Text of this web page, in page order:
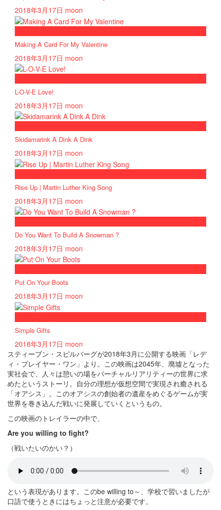
2018年3月17日 moon
Making A Card For My Valentine
2018年3月17日 moon
L-O-V-E Love!
2018年3月17日 moon
Skidamarink A Dink A Dink
2018年3月17日 moon
Rise Up | Martin Luther King Song
2018年3月17日 moon
Do You Want To Build A Snowman ?
2018年3月17日 moon
Put On Your Boots
2018年3月17日 moon
Simple Gifts
2018年3月17日 moon
スティーブン・スピルバーグが2018年3 月に公開する映画「レデ
ィ・プレイヤー・ワン」より。この映画は2045年、廃墟となった
実社会で、人々は憩いの場をバーチャルリアリティーの世界に求
めたというストーリ。自分の理想が仮想空間で実現され癒される
「オアシス」。このオアシスの創始者の遺産をめぐるゲームが実
世界を巻き込んだ戦いに発展していくというもの。
この映画のトレイラーの中で、
Are you willing to fight?
（戦いたいのかい？）
という表現があります。このbe willing to ～、学校で習いましたが
口語で使うときにはちょっと注意が必要です。